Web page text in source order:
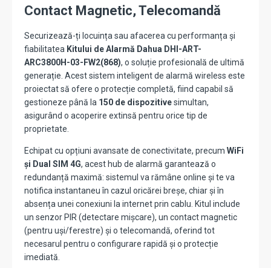
Contact Magnetic, Telecomandă
Securizează-ți locuința sau afacerea cu performanța și
fiabilitatea Kitului de Alarmă Dahua DHI-ART-
ARC3800H-03-FW2(868), o soluție profesională de ultimă
generație. Acest sistem inteligent de alarmă wireless este
proiectat să ofere o protecție completă, fiind capabil să
gestioneze până la 150 de dispozitivesimultan,
asigurând o acoperire extinsă pentru orice tip de
proprietate.
Echipat cu opțiuni avansate de conectivitate, precum WiFi
și Dual SIM 4G, acest hub de alarmă garantează o
redundanță maximă: sistemul va rămâne online și te va
notifica instantaneu în cazul oricărei breșe, chiar și în
absența unei conexiuni la internet prin cablu. Kitul include
un senzor PIR (detectare mișcare), un contact magnetic
(pentru uși/ferestre) și o telecomandă, oferind tot
necesarul pentru o configurare rapidă și o protecție
imediată.